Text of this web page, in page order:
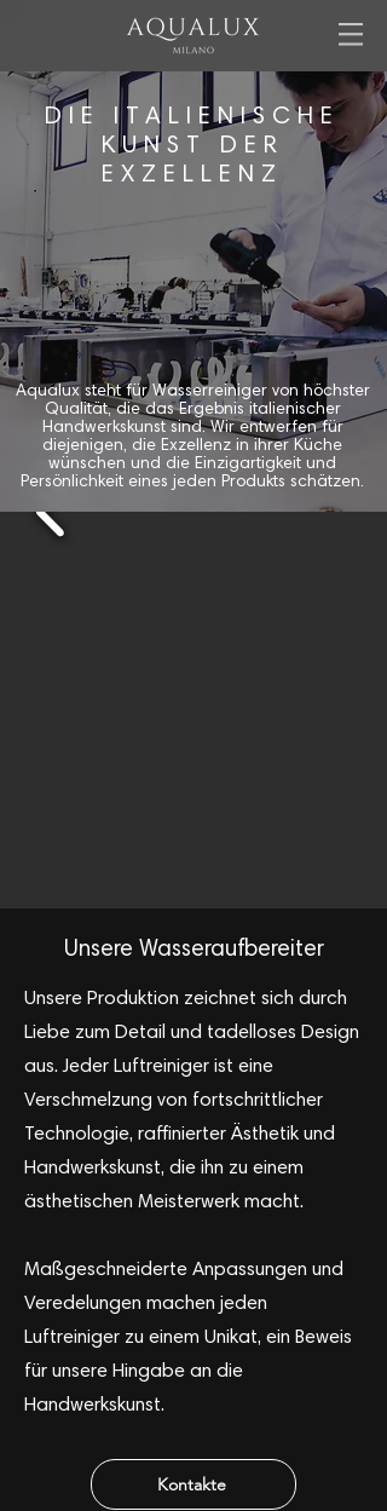
DIE ITALIENISCHE
KUNST DER
EXZELLENZ
Aqualux steht für Wasserreiniger von höchster
Qualität, die das Ergebnis italienischer
Handwerkskunst sind. Wir entwerfen für
diejenigen, die Exzellenz in ihrer Küche
wünschen und die Einzigartigkeit und
Persönlichkeit eines jeden Produkts schätzen.
Unsere Wasseraufbereiter
Unsere Produktion zeichnet sich durch
Liebe zum Detail und tadelloses Design
aus. Jeder Luftreiniger ist eine
Verschmelzung von fortschrittlicher
Technologie, raffinierter Ästhetik und
Handwerkskunst, die ihn zu einem
ästhetischen Meisterwerk macht.
Maßgeschneiderte Anpassungen und
Veredelungen machen jeden
Luftreiniger zu einem Unikat, ein Beweis
für unsere Hingabe an die
Handwerkskunst.
Kontakte